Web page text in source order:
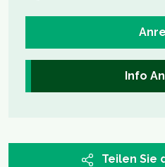
Info
Teilen Sie